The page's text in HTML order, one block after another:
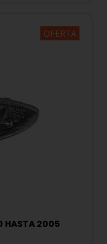
OFERTA
HASTA 2005